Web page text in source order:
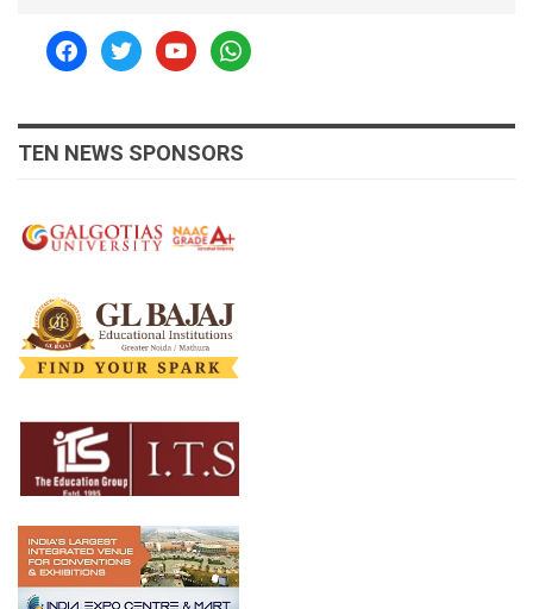
facebooktwitteryoutubewhatsapp
TEN NEWS SPONSORS